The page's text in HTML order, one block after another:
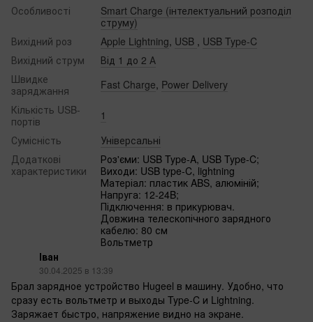
Особливості
Smart Charge (інтелектуальний розподіл
струму)
Вихідний роз
Apple Lightning, USB , USB Type-C
Вихідний струм
Від 1 до 2 А
Швидке
заряджання
Fast Charge, Power Delivery
Кількість USB-
портів
1
Сумісність
Універсальні
Додаткові
характеристики
Роз'єми: USB Type-A, USB Type-C;
Виходи: USB type-C, lightning
Матеріал: пластик ABS, алюміній;
Напруга: 12-24B;
Підключення: в прикурювач.
Довжина телескопічного зарядного
кабелю: 80 см
Вольтметр
Іван
30.04.2025 в 13:39
Брал зарядное устройство Hugeel в машину. Удобно, что
сразу есть вольтметр и выходы Type-C и Lightning.
Заряжает быстро, напряжение видно на экране.